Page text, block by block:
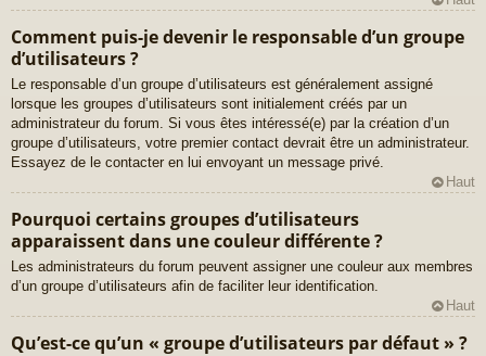
Comment puis-je devenir le responsable d’un groupe
d’utilisateurs ?
Le responsable d’un groupe d’utilisateurs est généralement assigné
lorsque les groupes d’utilisateurs sont initialement créés par un
administrateur du forum. Si vous êtes intéressé(e) par la création d’un
groupe d’utilisateurs, votre premier contact devrait être un administrateur.
Essayez de le contacter en lui envoyant un message privé.
Haut
Pourquoi certains groupes d’utilisateurs
apparaissent dans une couleur différente ?
Les administrateurs du forum peuvent assigner une couleur aux membres
d’un groupe d’utilisateurs afin de faciliter leur identification.
Haut
Qu’est-ce qu’un « groupe d’utilisateurs par défaut » ?